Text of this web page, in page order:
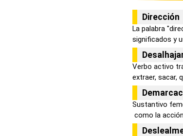
Dirección
La palabra
significados y
Verbo activo
extraer, sacar,
Sustantivo
como la